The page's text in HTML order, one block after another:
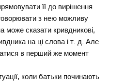
її до вирішення
з нею можливу
може сказати кривдникові,
на ці слова і т. д. Але
в перший же момент
коли батьки починають